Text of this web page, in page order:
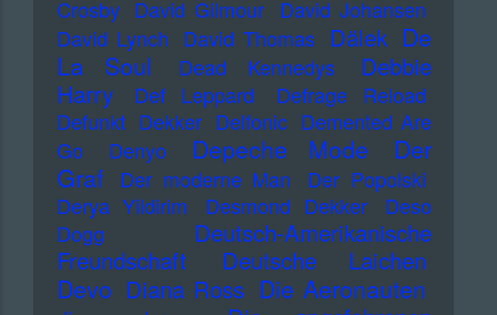
Crosby David Gilmour David Johansen
David Lynch David Thomas Dälek De
La Soul
Dead Kennedys
Debbie
Harry
Def Leppard
Defrage Reload
Defunkt Dekker Delfonic Demented Are
Go
Denyo Depeche Mode
Der
Graf
Der moderne Man
Der Popolski
Derya Yildirim
Desmond Dekker
Deso
Dogg
Deutsch-Amerikanische
Freundschaft
Deutsche Laichen
Devo Diana Ross Die Aeronauten